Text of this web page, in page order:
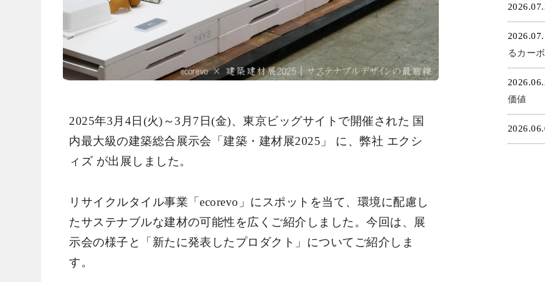
2025年3月4日(火)～3月7日(金)、東京ビッグサイトで開催された 国
内最大級の建築総合展示会「建築・建材展2025」 に、弊社 エクシ
ィズ が出展しました。
リサイクルタイル事業「ecorevo」にスポットを当て、環境に配慮し
たサステナブルな建材の可能性を広くご紹介しました。今回は、展
示会の様子と「新たに発表したプロダクト」についてご紹介しま
す。
るカー
価値